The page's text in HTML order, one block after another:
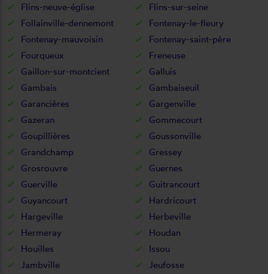
Flins-neuve-église
Flins-sur-seine
Follainville-dennemont
Fontenay-le-fleury
Fontenay-mauvoisin
Fontenay-saint-père
Fourqueux
Freneuse
Gaillon-sur-montcient
Galluis
Gambais
Gambaiseuil
Garancières
Gargenville
Gazeran
Gommecourt
Goupillières
Goussonville
Grandchamp
Gressey
Grosrouvre
Guernes
Guerville
Guitrancourt
Guyancourt
Hardricourt
Hargeville
Herbeville
Hermeray
Houdan
Houilles
Issou
Jambville
Jeufosse